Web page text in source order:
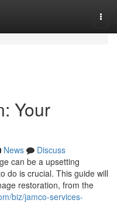
Your
News
Discuss
can be a upsetting
do is crucial. This guide will
restoration, from the
biz/jamco-services-